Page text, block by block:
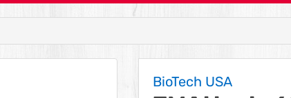
BioTech USA